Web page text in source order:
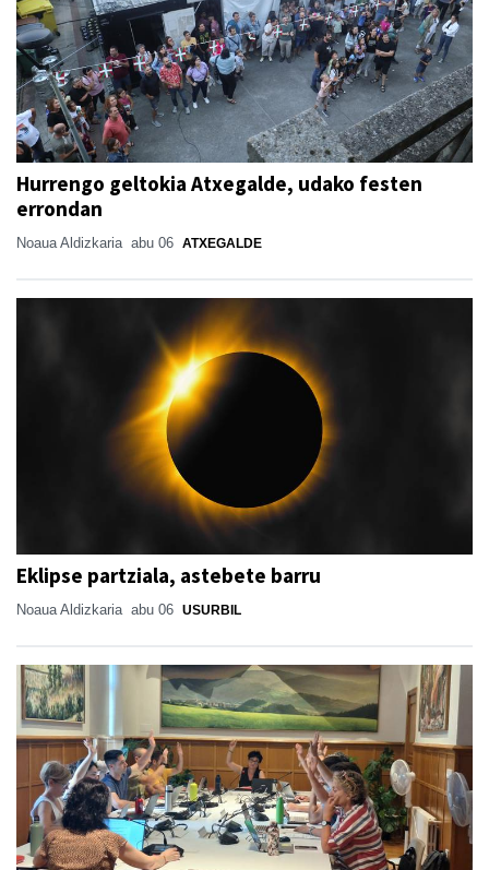
Hurrengo geltokia Atxegalde, udako festen
errondan
Noaua Aldizkaria abu 06 ATXEGALDE
Eklipse partziala, astebete barru
Noaua Aldizkaria abu 06 USURBIL